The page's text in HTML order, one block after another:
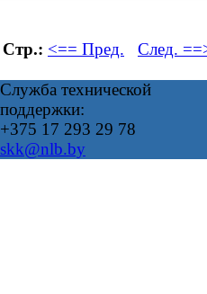
Стр.: <== Пред. След.
Служба технической
поддержки:
+375 17 293 29 78
skk@nlb.by